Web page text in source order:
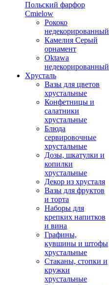
Польский фарфор
Сmielow
Рококо
недекорированный
Камелия Серый
орнамент
Oktawa
недекорированный
Хрусталь
Вазы для цветов
хрустальные
Конфетницы и
салатники
хрустальные
Блюда
сервировочные
хрустальные
Дозы, шкатулки и
копилки
хрустальные
Декор из хрусталя
Вазы для фруктов
и торта
Наборы для
крепких напитков
и вина
Графины,
кувшины и штофы
хрустальные
Стаканы, стопки и
кружки
хрустальные